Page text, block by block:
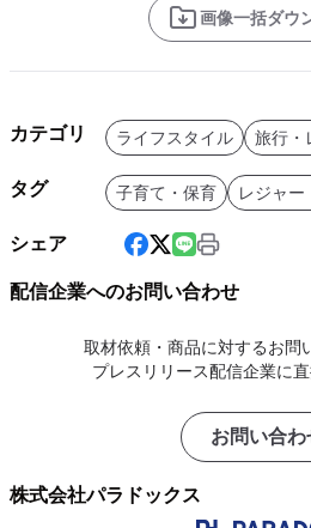
画像一括ダウ
カテゴリ ライフスタイル 旅行・
タグ 子育て・保育 レジャー
シェア
配信企業へのお問い合わせ
取材依頼・商品に対するお問
プレスリリース配信企業に直
お問い合わ
株式会社パラドックス